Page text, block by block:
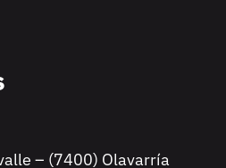
– (7400) Olavarría